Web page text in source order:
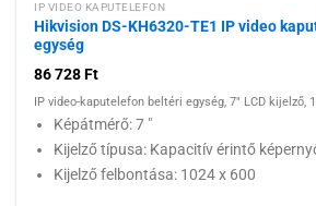
IP VIDEO KAPUTELEFON
Hikvision DS-KH6320-TE1 IP video
egység
86 728Ft
IP video-kaputelefon beltéri egység, 7" LCD kijelző,
Képátmérő: 7 "
Kijelző típusa: Kapacitív érintő
Kijelző felbontása: 1024 x 600